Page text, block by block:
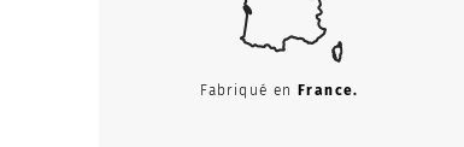
Fabriqué en
France.